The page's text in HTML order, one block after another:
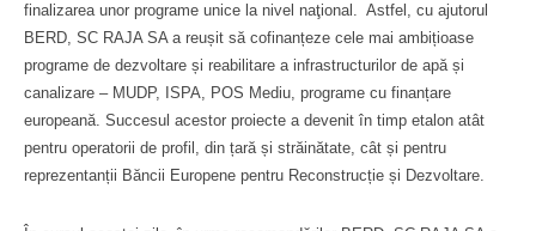
finalizarea unor programe unice la nivel naţional. Astfel, cu ajutorul
BERD, SC RAJA SA a reușit să cofinanțeze cele mai ambițioase
programe de dezvoltare și reabilitare a infrastructurilor de apă și
canalizare – MUDP, ISPA, POS Mediu, programe cu finanțare
europeană. Succesul acestor proiecte a devenit în timp etalon atât
pentru operatorii de profil, din țară și străinătate, cât și pentru
reprezentanții Băncii Europene pentru Reconstrucție și Dezvoltare.